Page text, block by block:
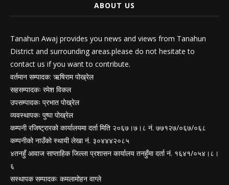
ABOUT US
Tanahun Awaj provides you news and views from Tanahun
District and surrounding areas.please do not hesitate to
contact us if you want to contribute.
वर्तमान सम्पादक: ऋषिराम पोख्रेल
सहसम्पादकः रमेश विकल
उपसम्पादकः प्रभात पोख्रेल
व्यवस्थापकः पुष्पा पोख्रेल
कम्पनी रजिष्ट्रारको कार्यालयमा दर्ता मिति २०६७।७।८ नं. ७७१२७/०६७/०६८
कम्पनीको नाउँको स्थायी लेखा नं. ३०४४४२०८५
४तनहुँ आवाज साप्ताहिक जिल्ला प्रशासन कार्यालय तनहुँमा दर्ता नं. १६४१/०५४।८।
६
सस्थापक सम्पादकः कमलामोहन वाग्ले